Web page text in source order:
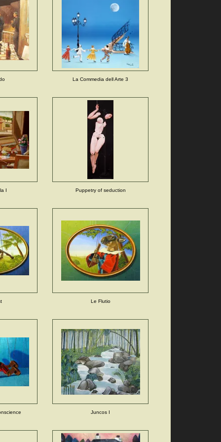
La Commedia dell Arte 3
I Puppetry of seduction
Le Flutio
Juncos I